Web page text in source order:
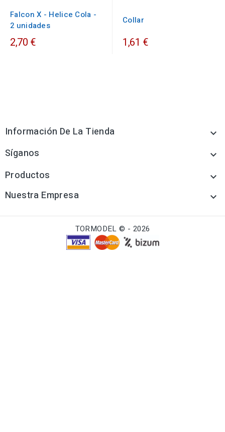
Falcon X - Helice Cola -
2 unidades
2,70 €
Collar
1,61 €
Información De La Tienda 
Síganos 
Productos 
Nuestra Empresa 
TORMODEL © - 2026